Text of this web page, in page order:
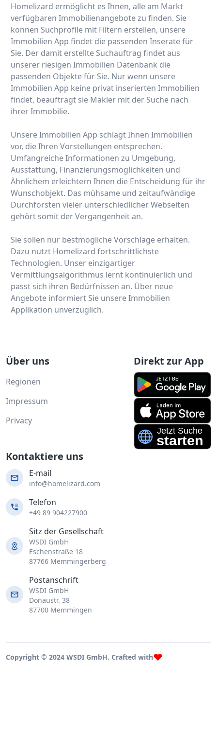
Homelizard ermöglicht es Ihnen, alle am Markt
verfügbaren Immobilienangebote zu finden. Sie
können Suchprofile mit Filtern erstellen, unsere
Immobilien App findet die passenden Inserate für
Sie. Der damit erstellte Suchauftrag findet aus
unserer riesigen Immobilien Datenbank die
passenden Objekte für Sie. Nur wenn unsere
Immobilien App keine privat inserierten Immobilien
findet, beauftragt sie Makler mit der Suche nach
ihrer Immobilie.
Unsere Immobilien App schlägt Ihnen Immobilien
vor, die Ihren Vorstellungen entsprechen.
Umfangreiche Informationen zu Umgebung,
Ausstattung, Finanzierungsmöglichkeiten und
Ähnlichem erleichtern Ihnen die Entscheidung für ihr
Wunschobjekt. Das mühsame und zeitaufwändige
Durchforsten vieler unterschiedlicher Webseiten
gehört somit der Vergangenheit an.
Sie sollen nur bestmögliche Vorschläge erhalten.
Dazu nutzt Homelizard fortschrittlichste
Technologien. Unser einzigartiger
Vermittlungsalgorithmus lernt kontinuierlich und
passt sich ihren Bedürfnissen an. Über neue
Angebote informiert Sie unsere Immobilien
Applikation unverzüglich.
Über uns
Regionen
Impressum
Privacy
Direkt zur App
Kontaktiere uns
E-mail
info@homelizard.com
Telefon
+49 89 904227900
Sitz der Gesellschaft
WSDI GmbH
Eschenstraße 18
87766 Memmingerberg
Postanschrift
WSDI GmbH
Donaustr. 38
87700 Memmingen
Copyright © 2024 WSDI GmbH. Crafted with